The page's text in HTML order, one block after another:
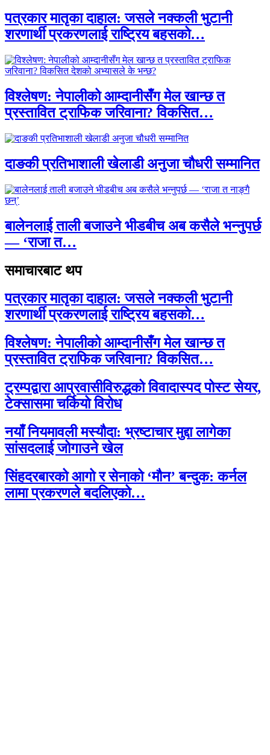
पत्रकार मातृका दाहाल: जसले नक्कली भुटानी
शरणार्थी प्रकरणलाई राष्ट्रिय बहसको…
विश्लेषण: नेपालीको आम्दानीसँग मेल खान्छ त
प्रस्तावित ट्राफिक जरिवाना? विकसित…
दाङकी प्रतिभाशाली खेलाडी अनुजा चौधरी सम्मानित
बालेनलाई ताली बजाउने भीडबीच अब कसैले भन्नुपर्छ
— ‘राजा त…
समाचारबाट थप
पत्रकार मातृका दाहाल: जसले नक्कली भुटानी
शरणार्थी प्रकरणलाई राष्ट्रिय बहसको…
विश्लेषण: नेपालीको आम्दानीसँग मेल खान्छ त
प्रस्तावित ट्राफिक जरिवाना? विकसित…
ट्रम्पद्वारा आप्रवासीविरुद्धको विवादास्पद पोस्ट सेयर,
टेक्सासमा चर्कियो विरोध
नयाँ नियमावली मस्यौदा: भ्रष्टाचार मुद्दा लागेका
सांसदलाई जोगाउने खेल
सिंहदरबारको आगो र सेनाको ‘मौन’ बन्दुक: कर्नल
लामा प्रकरणले बदलिएको…